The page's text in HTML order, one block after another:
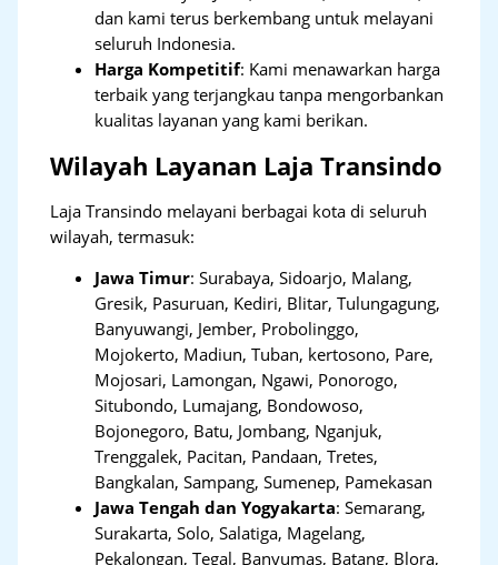
dan kami terus berkembang untuk melayani
seluruh Indonesia.
Harga Kompetitif: Kami menawarkan harga
terbaik yang terjangkau tanpa mengorbankan
kualitas layanan yang kami berikan.
Wilayah Layanan Laja Transindo
Laja Transindo melayani berbagai kota di seluruh
wilayah, termasuk:
Jawa Timur:Surabaya, Sidoarjo, Malang,
Gresik, Pasuruan, Kediri, Blitar, Tulungagung,
Banyuwangi, Jember, Probolinggo,
Mojokerto, Madiun, Tuban, kertosono, Pare,
Mojosari, Lamongan, Ngawi, Ponorogo,
Situbondo, Lumajang, Bondowoso,
Bojonegoro, Batu, Jombang, Nganjuk,
Trenggalek, Pacitan, Pandaan, Tretes,
Bangkalan, Sampang, Sumenep, Pamekasan
Jawa Tengah dan Yogyakarta:Semarang,
Surakarta, Solo, Salatiga, Magelang,
Pekalongan, Tegal, Banyumas, Batang, Blora,